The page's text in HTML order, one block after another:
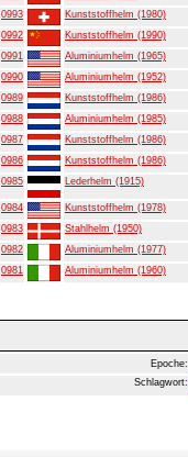
0993
Kunststoffhelm (1980)
0992
Kunststoffhelm (1990)
0991
Aluminiumhelm (1965)
0990
Aluminiumhelm (1952)
0989
Kunststoffhelm (1986)
0988
Aluminiumhelm (1985)
0987
Kunststoffhelm (1986)
0986
Kunststoffhelm (1986)
0985 Lederhelm (1915)
0984
Kunststoffhelm (1978)
0983
Stahlhelm (1950)
0982
Aluminiumhelm (1977)
0981 Aluminiumhelm (1960)
Epoche:
Schlagwort: